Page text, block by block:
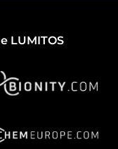
LUMITOS